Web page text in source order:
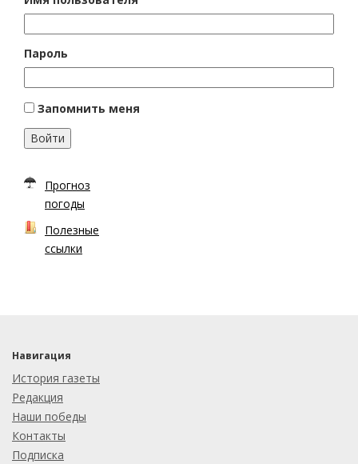
Пароль
Запомнить меня
Войти
Прогноз
погоды
Полезные
ссылки
Навигация
История газеты
Редакция
Наши победы
Контакты
Подписка